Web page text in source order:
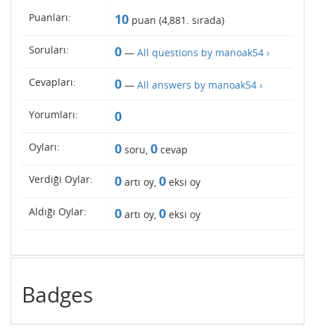
Puanları: 10 puan (4,881 . sırada)
Soruları: 0 — All questions by manoak54 ›
Cevapları: 0 — All answers by manoak54 ›
Yorumları: 0
Oyları: 0 soru, 0 cevap
Verdiği Oylar: 0 artı oy, 0 eksi oy
Aldığı Oylar: 0 artı oy, 0 eksi oy
Badges